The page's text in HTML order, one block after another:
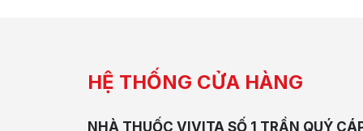
HỆ THỐNG CỬA HÀNG
NHÀ THUỐC VIVITA SỐ 1 TRẦN QUÝ